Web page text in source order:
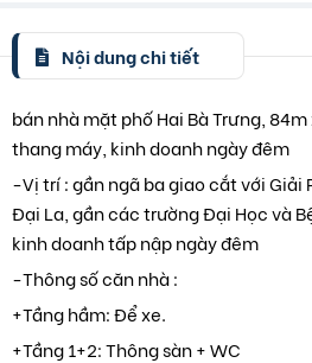
Nội dung chi tiết
bán nhà mặt phố Hai Bà Trưng,
thang máy, kinh doanh ngày đêm
-Vị trí : gần ngã ba giao cắt với Giải
Đại La, gần các trường Đại Học và
kinh doanh tấp nập ngày đêm
-Thông số căn nhà :
+Tầng hầm: Để xe.
+Tầng 1+2: Thông sàn + WC